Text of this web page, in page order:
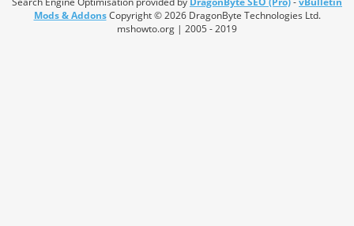
Mods & AddonsCopyright © 2026 DragonByte Technologies Ltd.
mshowto.org | 2005 - 2019